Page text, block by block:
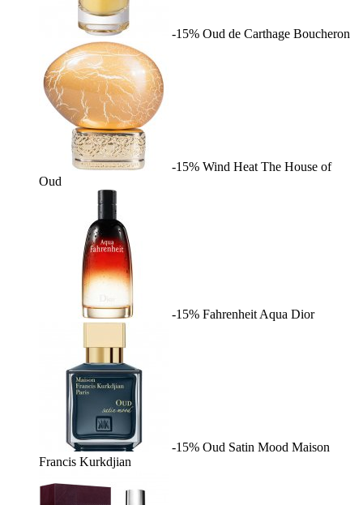
-15% Oud de Carthage Boucheron
-15% Wind Heat The House of
Oud
-15% Fahrenheit Aqua Dior
-15% Oud Satin Mood Maison
Francis Kurkdjian